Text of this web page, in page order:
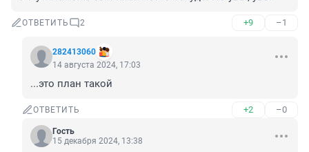
ОТВЕТИТЬ 2 +9 –1
282413060
14 августа 2024, 17:03
...это план такой
ОТВЕТИТЬ +2 –0
Гость
15 декабря 2024, 13:38